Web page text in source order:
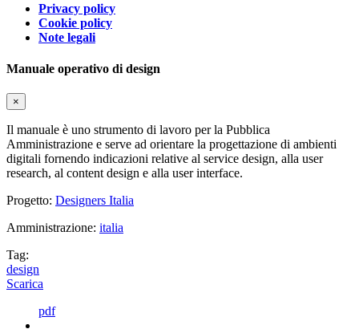
Privacy policy
Cookie policy
Note legali
Manuale operativo di design
×
Il manuale è uno strumento di lavoro per la Pubblica
Amministrazione e serve ad orientare la progettazione di ambienti
digitali fornendo indicazioni relative al service design, alla user
research, al content design e alla user interface.
Progetto: Designers Italia
Amministrazione: italia
Tag:
design
Scarica
pdf